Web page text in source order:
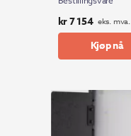
kr7 154 eks. mva.
Kjøp nå